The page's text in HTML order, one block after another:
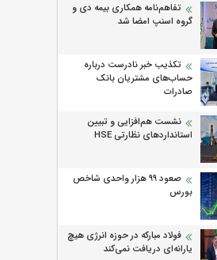
تفاهم‌نامه همکاری بیمه دی و
گروه اسنپ امضا شد
تکذیب خبر نادرست درباره
حساب‌های مشتریان بانک
صادرات
نشست هم‌افزایی و تبیین
استانداردهای نظارتی HSE
صعود ۹۹ هزار واحدی شاخص
بورس
فولاد مبارکه در حوزه انرژی هیچ
یارانه‌ای دریافت نمی‌کند